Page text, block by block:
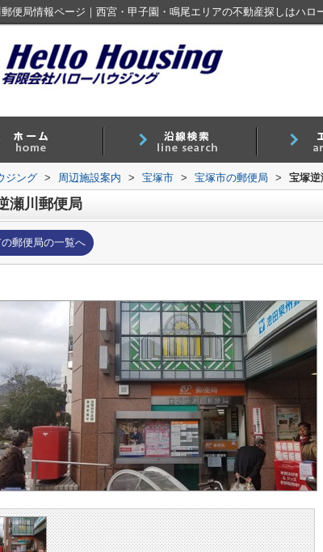
便局情報ページ｜西宮・甲子園・鳴尾エリアの不動産探しはハロ
ジング > 周辺施設案内 > 宝塚市 > 宝塚市の郵便局 > 宝塚逆
瀬川郵便局
郵便局の一覧へ